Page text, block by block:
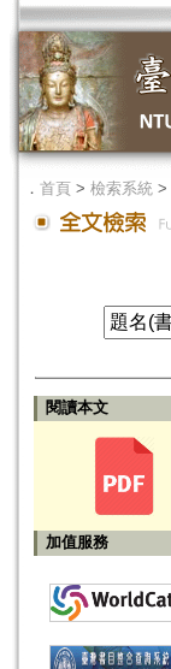
． 首頁 > 檢索系統 >
閱讀本文
加值服務